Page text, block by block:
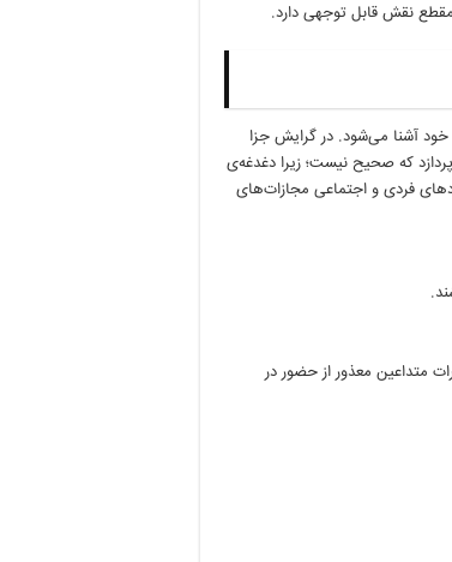
مقطع نقش قابل توجهی دارد.
آشنا می‌شود. در گرایش جزا
که صحیح نیست؛ زیرا دغدغه‌ی
فردی و اجتماعی مجازات‌های
متداعین معذور از حضور در